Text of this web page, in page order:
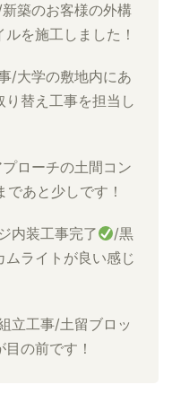
築のお客様の外構
を施工しました！
/大学の敷地内にあ
り替え工事を担当し
ローチの土間コン
であと少しです！
内装工事完了
/黒
ムライトが良い感じ
立工事/土留ブロッ
の前です！